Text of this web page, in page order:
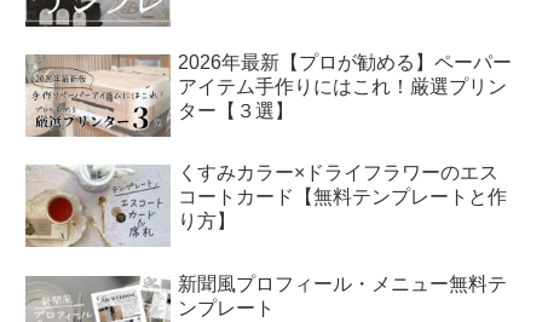
2026年最新【プロが勧める】ペーパー
アイテム手作りにはこれ！厳選プリン
ター【３選】
くすみカラー×ドライフラワーのエス
コートカード【無料テンプレートと作
り方】
新聞風プロフィール・メニュー無料テ
ンプレート